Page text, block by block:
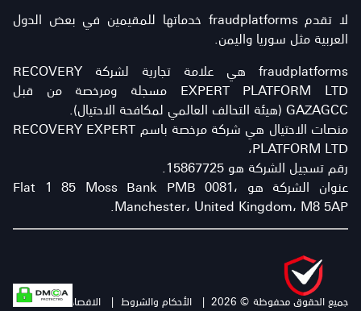
لا تقدم fraudplatforms خدماتها للمقيمين في بعض الدول
العربية مثل سوريا واليمن.
fraudplatforms هي علامة تجارية لشركة RECOVERY
EXPERT PLATFORM LTD مسجلة ومرخصة من قبل
GAZAGCC (هيئة التحالف العالمي لمكافحة الاحتيال).
منصات الاحتيال هي شركة مرخصة باسم RECOVERY EXPERT
PLATFORM LTD،
رقم تسجيل الشركة هو 15867725.
عنوان الشركة هو Flat 1 85 Moss Bank PMB 0081،
Manchester، United Kingdom، M8 5AP.
جميع الحقوق محفوظة © 2026 |الأحكام والشروط | الافصاح عن المخاطرة